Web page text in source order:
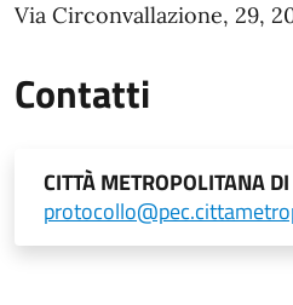
Via Circonvallazione, 29,
Contatti
CITTÀ METROPOLITANA